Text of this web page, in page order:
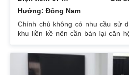
Hướng: Đông Nam
Chính chủ không có nhu cầu sử
khu liền kề nên cần bán lại căn
công hướng Đông Nam căn góc
ban công nhỏ phòng ngủ chính.
để lại toàn bộ nội thất cao cấp